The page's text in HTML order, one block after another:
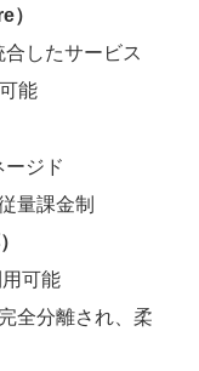
）
したサービス
能
ジド
量課金制
可能
全分離され、柔